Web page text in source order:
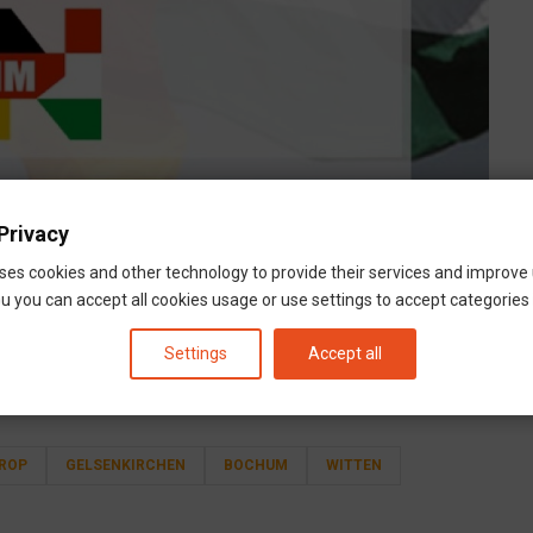
GELSENKIRCHEN BOCHUM WITTEN
cookies and other technology to provide their services and improve
you can accept all cookies usage or use settings to accept categories
Settings Accept all